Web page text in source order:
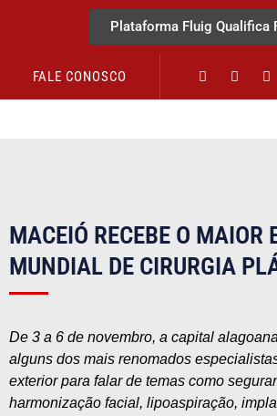
Plataforma Fluig Qualifica
FALE CONOSCO
MACEIÓ RECEBE O MAIOR
MUNDIAL DE CIRURGIA
De 3 a 6 de novembro, a capital
alguns dos mais renomados
exterior para falar de temas como
harmonização facial, lipoaspiração,